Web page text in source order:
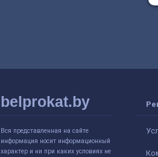
belprokat.by
Вся представленная на сайте
информация носит информационный
характер и ни при каких условиях не